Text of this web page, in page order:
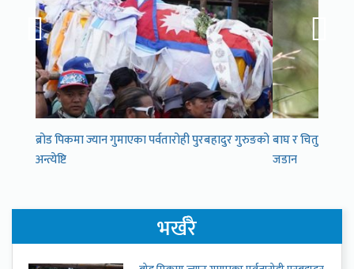
ब्रोड पिकमा ज्यान गुमाएका पर्वतारोही पुरबहादुर गुरुङको
अन्त्येष्टि
बाघ र चितुवा
जडान
भर्खरै